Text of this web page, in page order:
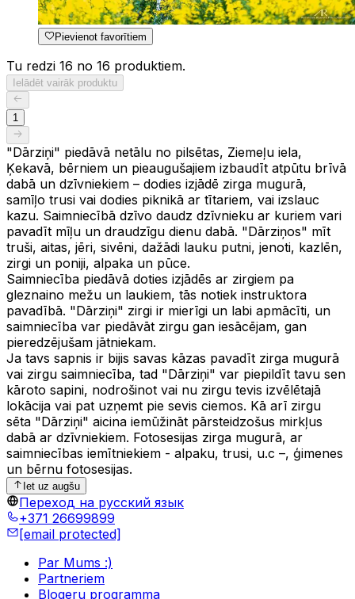
Pievienot favorītiem
Tu redzi 16 no 16 produktiem.
Ielādēt vairāk produktu
1
"Dārziņi" piedāvā netālu no pilsētas, Ziemeļu iela,
Ķekavā, bērniem un pieaugušajiem izbaudīt atpūtu brīvā
dabā un dzīvniekiem – dodies izjādē zirga mugurā,
samīļo trusi vai dodies piknikā ar tītariem, vai izslauc
kazu. Saimniecībā dzīvo daudz dzīvnieku ar kuriem vari
pavadīt mīļu un draudzīgu dienu dabā. "Dārziņos" mīt
truši, aitas, jēri, sivēni, dažādi lauku putni, jenoti, kazlēn,
zirgi un poniji, alpaka un pūce.
Saimniecība piedāvā doties izjādēs ar zirgiem pa
gleznaino mežu un laukiem, tās notiek instruktora
pavadībā. "Dārziņi" zirgi ir mierīgi un labi apmācīti, un
saimniecība var piedāvāt zirgu gan iesācējam, gan
pieredzējušam jātniekam.
Ja tavs sapnis ir bijis savas kāzas pavadīt zirga mugurā
vai zirgu saimniecība, tad "Dārziņi" var piepildīt tavu sen
kāroto sapini, nodrošinot vai nu zirgu tevis izvēlētajā
lokācija vai pat uzņemt pie sevis ciemos. Kā arī zirgu
sēta "Dārziņi" aicina iemūžināt pārsteidzošus mirkļus
dabā ar dzīvniekiem. Fotosesijas zirga mugurā, ar
saimniecības iemītniekiem - alpaku, trusi, u.c –, ģimenes
un bērnu fotosesijas.
Iet uz augšu
Переход на русский язык
+371 26699899
[email protected]
Par Mums :)
Partneriem
Blogeru programma